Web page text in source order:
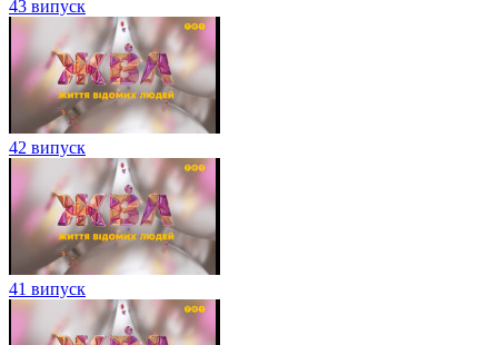
43 випуск
42 випуск
41 випуск